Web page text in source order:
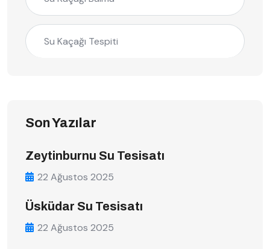
Su Kaçağı Tespiti
Son Yazılar
Zeytinburnu Su Tesisatı
22 Ağustos 2025
Üsküdar Su Tesisatı
22 Ağustos 2025